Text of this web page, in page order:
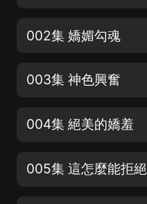
002集 嬌媚勾魂
003集 神色興奮
004集 絕美的嬌羞
005集 這怎麼能拒絕